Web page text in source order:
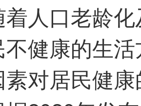
着人口老龄
不健康的生
对居民健